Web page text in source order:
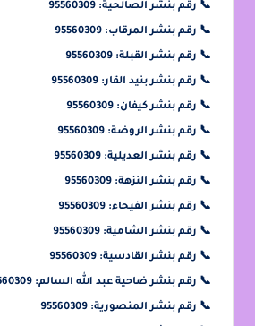
📞 رقم بنشر الصالحية: 95560309
📞 رقم بنشر المرقاب: 95560309
📞 رقم بنشر القبلة: 95560309
📞 رقم بنشر بنيد القار: 95560309
📞 رقم بنشر كيفان: 95560309
📞 رقم بنشر الروضة: 95560309
📞 رقم بنشر العديلية: 95560309
📞 رقم بنشر النزهة: 95560309
📞 رقم بنشر الفيحاء: 95560309
📞 رقم بنشر الشامية: 95560309
📞 رقم بنشر القادسية: 95560309
📞 رقم بنشر ضاحية عبد الله السالم: 95560309
📞 رقم بنشر المنصورية: 95560309